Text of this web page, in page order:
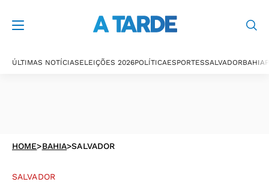
ÚLTIMAS NOTÍCIASELEIÇÕES 2026POLÍTICAESPORTESSALVADORBAHIA
HOME>BAHIA>SALVADOR
SALVADOR